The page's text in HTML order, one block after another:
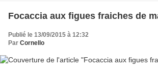
Focaccia aux figues fraiches de
Publié le 13/09/2015 à 12:32
Par Cornello